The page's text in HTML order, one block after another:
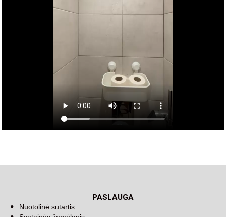
PASLAUGA
Nuotolinė sutartis